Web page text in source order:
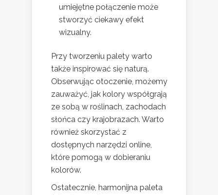
umiejętne połączenie może
stworzyć ciekawy efekt
wizualny.
Przy tworzeniu palety warto
także inspirować się naturą.
Obserwując otoczenie, możemy
zauważyć, jak kolory współgrają
ze sobą w roślinach, zachodach
słońca czy krajobrazach. Warto
również skorzystać z
dostępnych narzędzi online,
które pomogą w dobieraniu
kolorów.
Ostatecznie, harmonijna paleta